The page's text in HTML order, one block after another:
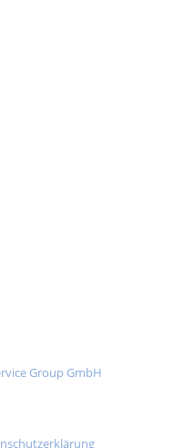
Group GmbH